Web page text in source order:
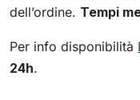
dell’ordine. Tempi
Per info disponibilità
24h.